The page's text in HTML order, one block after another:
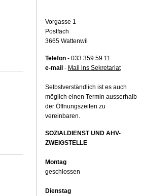
Vorgasse 1
Postfach
3665 Wattenwil
Telefon- 033 359 59 11
e-mail - Mail ins Sekretariat
Selbstverständlich ist es auch
möglich einen Termin ausserhalb
der Öffnungszeiten zu
vereinbaren.
SOZIALDIENST UND AHV-
ZWEIGSTELLE
Montag
geschlossen
Dienstag